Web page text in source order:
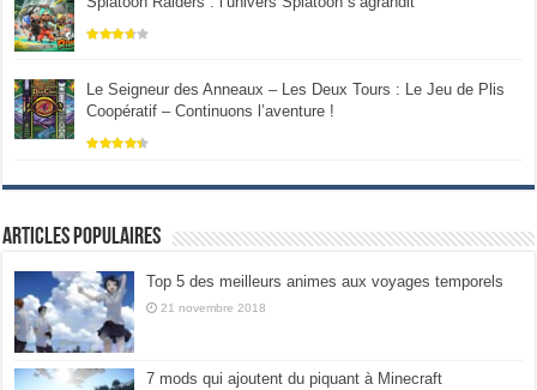
Le Seigneur des Anneaux – Les Deux Tours : Le Jeu de Plis
Coopératif – Continuons l’aventure !
Articles populaires
Top 5 des meilleurs animes aux voyages temporels
21 novembre 2018
7 mods qui ajoutent du piquant à Minecraft